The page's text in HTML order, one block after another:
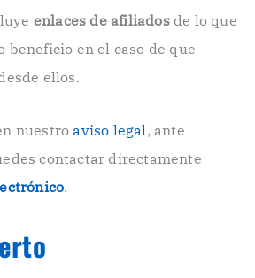
enlaces de afiliadosde lo que
beneficio en el caso de que
ellos.
nuestroaviso legal , ante
contactar directamente
.